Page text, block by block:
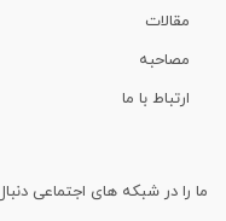
مقالات
مصاحبه
ارتباط با ما
ما را در شبکه های اجتماعی